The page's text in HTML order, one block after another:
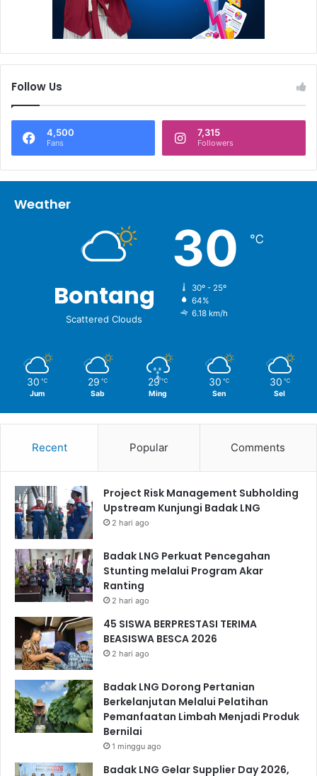
Follow Us
4,500
Fans
7,315
Followers
Weather
Bontang
Scattered Clouds
30 ℃
30º - 25º
64%
6.18 km/h
30 ℃
Jum
29 ℃
Sab
29 ℃
Ming
30 ℃
Sen
30 ℃
Sel
Recent Popular Comments
Project Risk Management Subholding
Upstream Kunjungi Badak LNG
2 hari ago
Badak LNG Perkuat Pencegahan
Stunting melalui Program Akar
Ranting
2 hari ago
45 SISWA BERPRESTASI TERIMA
BEASISWA BESCA 2026
2 hari ago
Badak LNG Dorong Pertanian
Berkelanjutan Melalui Pelatihan
Pemanfaatan Limbah Menjadi Produk
Bernilai
1 minggu ago
Badak LNG Gelar Supplier Day 2026,